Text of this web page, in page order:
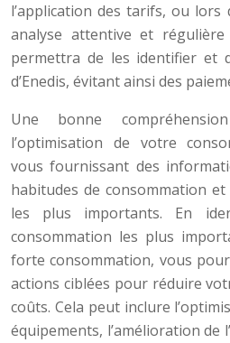
l’application des tarifs, ou lors
analyse attentive et
permettra de les identifier et
d’Enedis, évitant ainsi des
Une bonne
l’optimisation de votre
vous fournissant des
habitudes de consommation
les plus importants. En
consommation les plus
forte consommation, vous
actions ciblées pour réduire
coûts. Cela peut inclure
équipements, l’amélioration de